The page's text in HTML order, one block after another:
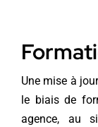
Une mise à
le biais de
agence, au